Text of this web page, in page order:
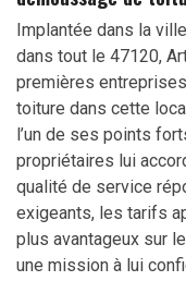
Implantée dans la
dans tout le 47120,
premières
toiture dans cette
l’un de ses points
propriétaires lui
qualité de service
exigeants, les tarifs
plus avantageux sur
une mission à lui